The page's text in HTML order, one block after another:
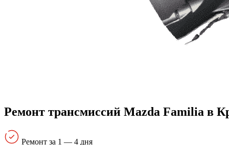
Ремонт трансмиссий Mazda Familia в
Ремонт за 1 — 4 дня